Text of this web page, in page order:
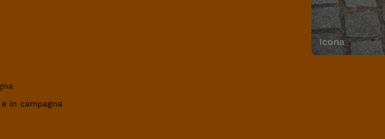
in campagna
Icona